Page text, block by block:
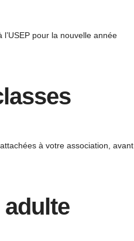
pour la nouvelle année
à votre association, avant